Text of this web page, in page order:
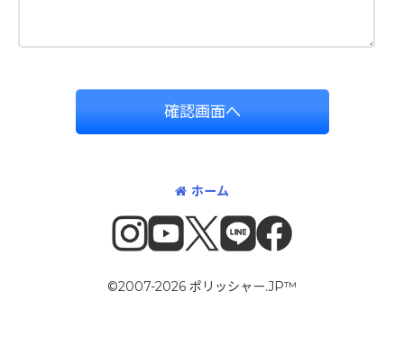
確認画面へ
ホーム
©2007-2026 ポリッシャー.JP™